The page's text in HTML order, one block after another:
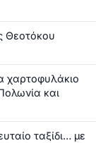
Θεοτόκου
χαρτοφυλάκιο
και
ταξίδι… με